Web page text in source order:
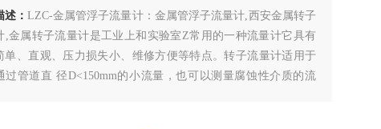
述： LZC-金属管浮子流量计：金属管浮子流量计,西安金属转子
,金属转子流量计是工业上和实验室Z常用的一种流量计它具有
单、直观、压力损失小、维修方便等特点。转子流量计适用于
过管道直 径D<150mm的小流量，也可以测量腐蚀性介质的流